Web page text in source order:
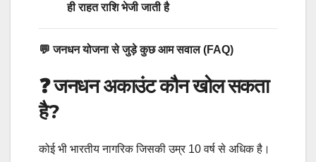
ही राहत राशि भेजी जाती है
💬 जनधन योजना से जुड़े कुछ आम सवाल (FAQ)
❓ जनधन अकाउंट कौन खोल सकता
है?
कोई भी भारतीय नागरिक जिसकी उम्र 10 वर्ष से अधिक है।